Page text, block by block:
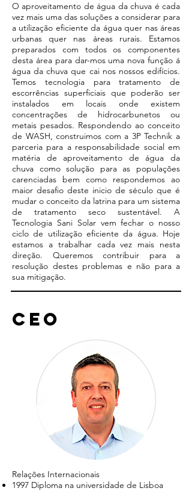
​O aproveitamento de água da chuva é cada
vez mais uma das soluções a considerar para
a utilização eficiente da água quer nas áreas
urbanas quer nas áreas rurais. Estamos
preparados com todos os componentes
desta área para dar-mos uma nova função á
água da chuva que cai nos nossos edifícios.
Temos tecnologia para tratamento de
escorrências superficiais que poderão ser
instalados em locais onde existem
concentrações de hidrocarbunetos ou
metais pesados. Respondendo ao conceito
de WASH, construimos com a 3P Technik a
parceria para a responsabilidade social em
matéria de aproveitamento de água da
chuva como solução para as populações
carenciadas bem como respondemos ao
maior desafio deste inicio de século que é
mudar o conceito da latrina para um sistema
de tratamento seco sustentável. A
Tecnologia Sani Solar vem fechar o nosso
ciclo de utilização eficiente da água. Hoje
estamos a trabalhar cada vez mais nesta
direção. Queremos contribuir para a
resolução destes problemas e não para a
sua mitigação.
ceo
Relações Internacionais
1997 Diploma na universidade de Lisboa